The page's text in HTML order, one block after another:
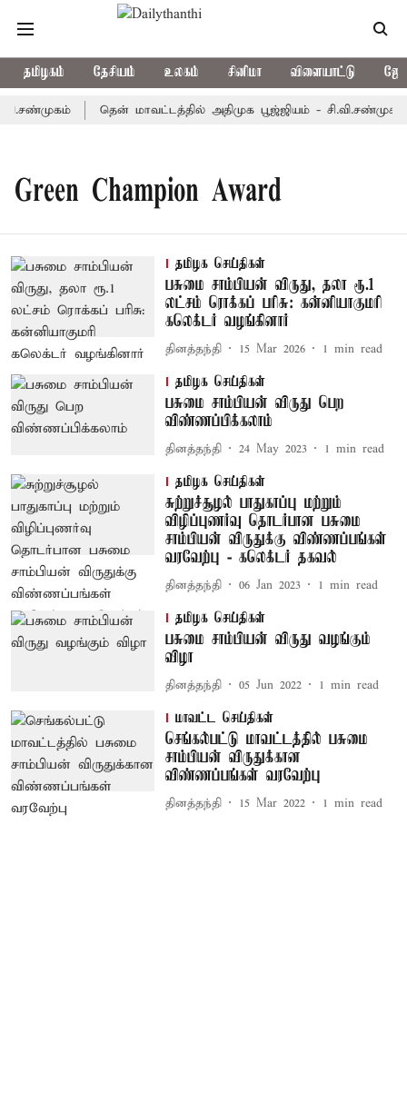
தமிழகம் தேசியம் உலகம் சினிமா விளையாட்டு
தென் மாவட்டத்தில் அதிமுக பூஜ்ஜியம் - சி.வி.சண்முகம்
Green Champion Award
தமிழக செய்திகள்
பசுமை சாம்பியன் விருது, தலா ரூ.1
லட்சம் ரொக்கப் பரிசு: கன்னியாகுமரி
கலெக்டர் வழங்கினார்
தினத்தந்தி 15 Mar 2026 1 min read
தமிழக செய்திகள்
பசுமை சாம்பியன் விருது பெற
விண்ணப்பிக்கலாம்
தினத்தந்தி 24 May 2023 1 min read
தமிழக செய்திகள்
சுற்றுச்சூழல் பாதுகாப்பு மற்றும்
விழிப்புணர்வு தொடர்பான பசுமை
சாம்பியன் விருதுக்கு விண்ணப்பங்கள்
வரவேற்பு - கலெக்டர் தகவல்
தினத்தந்தி 06 Jan 2023 1 min read
தமிழக செய்திகள்
பசுமை சாம்பியன் விருது வழங்கும்
விழா
தினத்தந்தி 05 Jun 2022 1 min read
மாவட்ட செய்திகள்
செங்கல்பட்டு மாவட்டத்தில் பசுமை
சாம்பியன் விருதுக்கான
விண்ணப்பங்கள் வரவேற்பு
தினத்தந்தி 15 Mar 2022 1 min read